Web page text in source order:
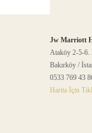
Jw Marriott
Ataköy 2-5-6.
Bakırköy /
0533 769 43
Harita İçin